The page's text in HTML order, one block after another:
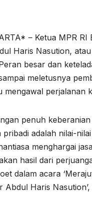
– Ketua MPR RI
Haris Nasution,
besar dan
meletusnya
mengawal perjalanan
penuh
adalah nilai-
menghargai
hasil dari
dalam acara
Haris